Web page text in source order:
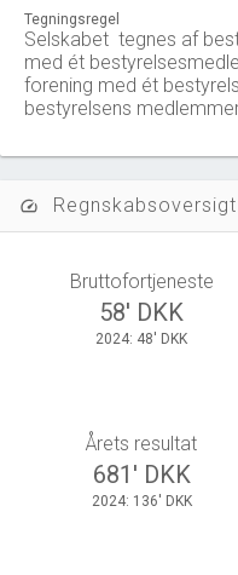
Tegningsregel
Selskabet tegnes af
med ét
forening med ét
bestyrelsens
speed
Bruttofortjeneste
58' DKK
2024: 48' DKK
Årets resultat
681' DKK
2024: 136' DKK